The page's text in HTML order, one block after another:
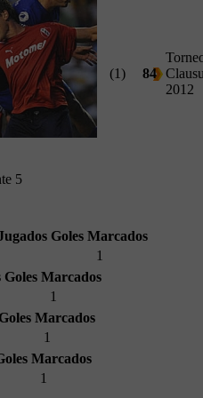
5
(1) 84
2012
Goles Marcados
1
Goles Marcados
1
Goles Marcados
1
Marcados
1